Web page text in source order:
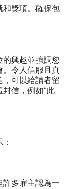
和獎項。確保包
興趣並強調您
。令人信服且真
可以給讀者留
信，例如“此
多雇主認為一